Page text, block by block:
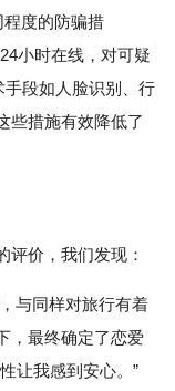
度的防骗措
小时在线，对可疑
手段如人脸识别、行
些措施有效降低了
评价，我们发现：
与同样对旅行有着
，最终确定了恋爱
让我感到安心。”